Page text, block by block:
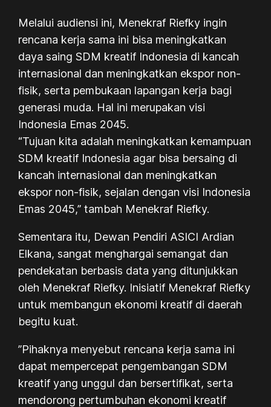
Melalui audiensi ini, Menekraf Riefky ingin
rencana kerja sama ini bisa meningkatkan
daya saing SDM kreatif Indonesia di kancah
internasional dan meningkatkan ekspor non-
fisik, serta pembukaan lapangan kerja bagi
generasi muda. Hal ini merupakan visi
Indonesia Emas 2045.
“Tujuan kita adalah meningkatkan kemampuan
SDM kreatif Indonesia agar bisa bersaing di
kancah internasional dan meningkatkan
ekspor non-fisik, sejalan dengan visi Indonesia
Emas 2045,” tambah Menekraf Riefky.
Sementara itu, Dewan Pendiri ASICI Ardian
Elkana, sangat menghargai semangat dan
pendekatan berbasis data yang ditunjukkan
oleh Menekraf Riefky. Inisiatif Menekraf Riefky
untuk membangun ekonomi kreatif di daerah
begitu kuat.
”Pihaknya menyebut rencana kerja sama ini
dapat mempercepat pengembangan SDM
kreatif yang unggul dan bersertifikat, serta
mendorong pertumbuhan ekonomi kreatif